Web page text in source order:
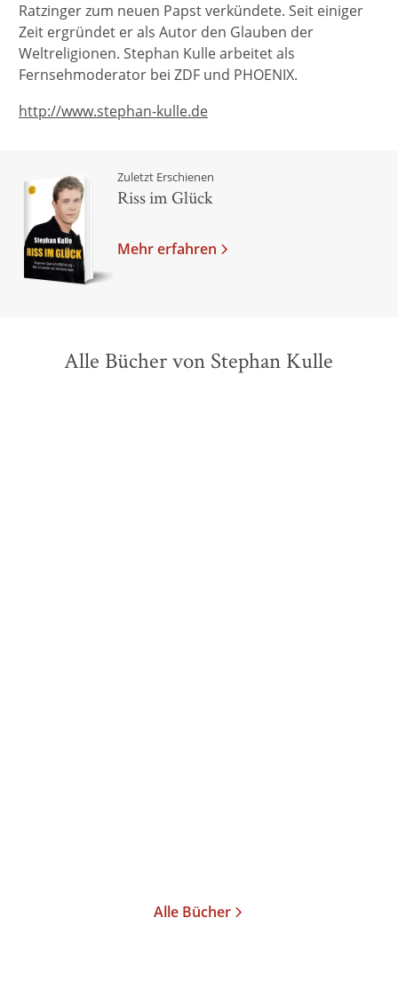
Ratzinger zum neuen Papst verkündete. Seit einiger
Zeit ergründet er als Autor den Glauben der
Weltreligionen. Stephan Kulle arbeitet als
Fernsehmoderator bei ZDF und PHOENIX.
http://www.stephan-kulle.de
Zuletzt Erschienen
Riss im Glück
Mehr erfahren
Alle Bücher von Stephan Kulle
Alle Bücher